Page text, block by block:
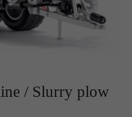
/ Slurry plow